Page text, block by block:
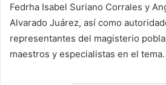
Fedrha Isabel Suriano Corrales y
Alvarado Juárez, así como
representantes del magisterio
maestros y especialistas en el tema.